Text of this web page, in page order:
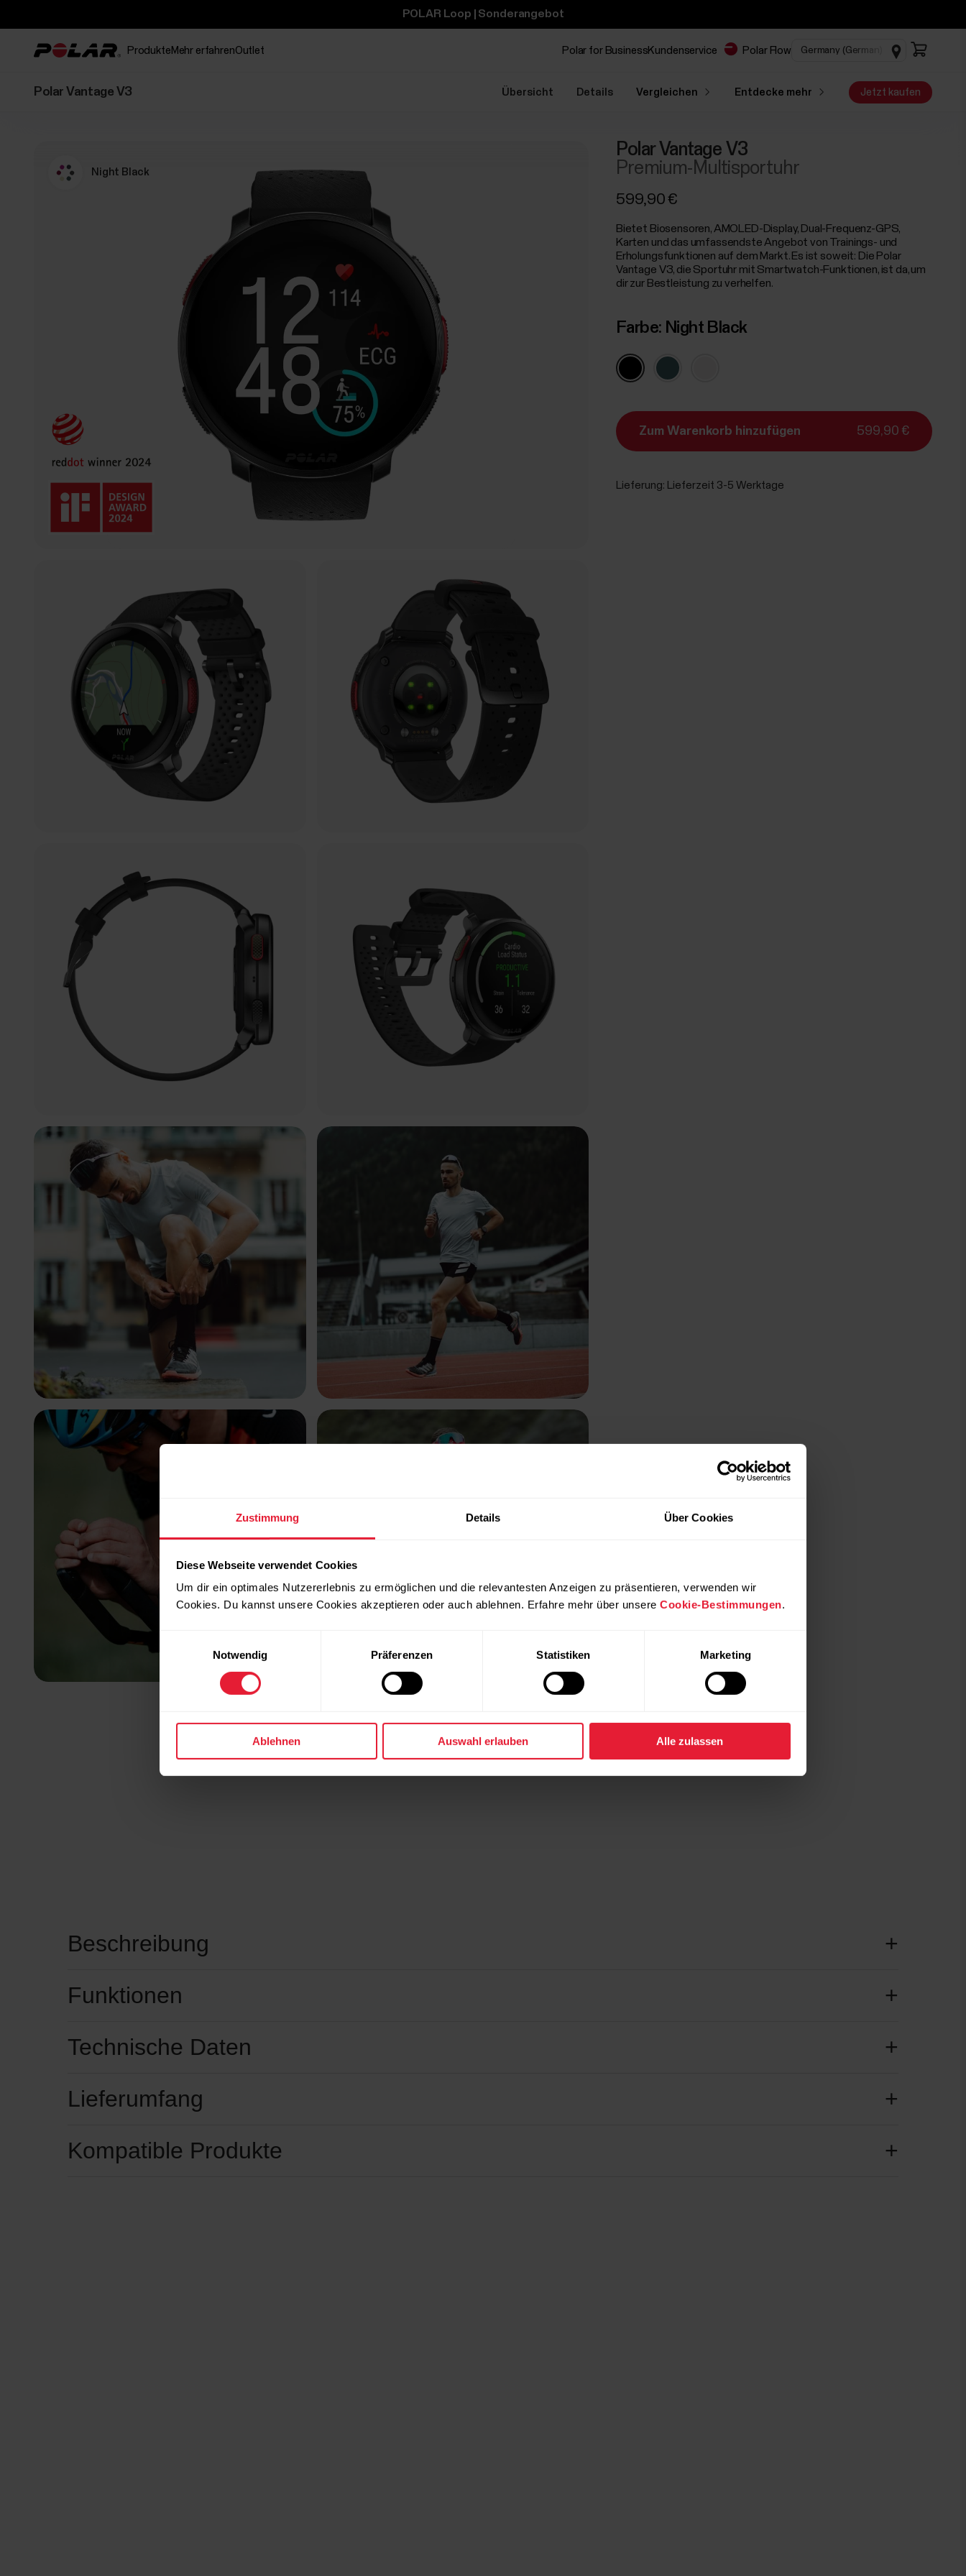
Zustimmung Details Über Cookies
Diese Webseite verwendet Cookies
Um dir ein optimales Nutzererlebnis zu ermöglichen und die relevantesten Anzeigen zu präsentieren, verwenden wir
Cookies. Du kannst unsere Cookies akzeptieren oder auch ablehnen. Erfahre mehr über unsere Cookie-Bestimmungen.
Notwendig
Präferenzen Statistiken Marketing
Ablehnen Auswahl erlauben Alle zulassen
POLAR Loop | Sonderangebot
Produkte Mehr erfahrenOutlet Polar for BusinessKundenservice Polar Flow
Polar Vantage V3 Übersicht Details Vergleichen Entdecke mehr Jetzt kaufen
Night Black
Polar Vantage V3
Premium-Multisportuhr
599,90 €
Bietet Biosensoren, AMOLED-Display, Dual-Frequenz-GPS,
Karten und das umfassendste Angebot von Trainings- und
Erholungsfunktionen auf dem Markt. Es ist soweit: Die Polar
Vantage V3, die Sportuhr mit Smartwatch-Funktionen, ist da, um
dir zur Bestleistung zu verhelfen.
Farbe: Night Black
Zum Warenkorb hinzufügen 599,90 €
Lieferung: Lieferzeit 3-5 Werktage
Beschreibung
Funktionen
Technische Daten
Lieferumfang
Kompatible Produkte